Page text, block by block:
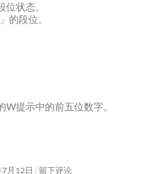
状态。
的段位。
提示中的前五位数字。
月12日 留下评论